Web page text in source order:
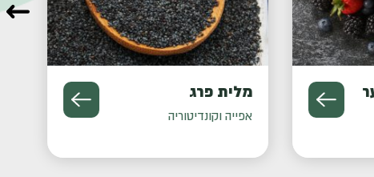
מלית פרג
אפייה וקונדיטוריה